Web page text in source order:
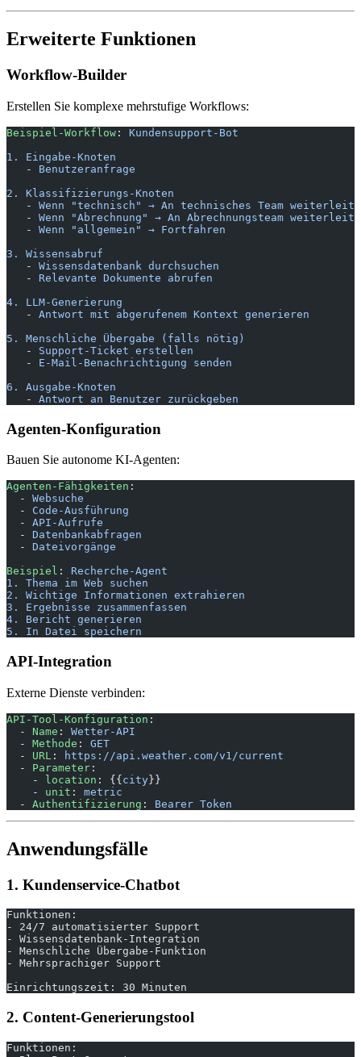
Erweiterte Funktionen
Workflow-Builder
Erstellen Sie komplexe mehrstufige Workflows:
Beispiel-Workflow : Kundensupport-Bot
1. Eingabe-Knoten
   -
Benutzeranfrage
2. Klassifizierungs-Knoten
   -
Wenn "technisch" → An technisches Team
   -
Wenn "Abrechnung" → An Abrechnungsteam
   -
Wenn "allgemein" → Fortfahren
3. Wissensabruf
   -
Wissensdatenbank durchsuchen
   -
Relevante Dokumente abrufen
4. LLM-Generierung
   -
Antwort mit abgerufenem Kontext generieren
5. Menschliche Übergabe (falls nötig)
   -
Support-Ticket erstellen
   -
E-Mail-Benachrichtigung senden
6. Ausgabe-Knoten
   -
Antwort an Benutzer zurückgeben
Agenten-Konfiguration
Bauen Sie autonome KI-Agenten:
Agenten-Fähigkeiten :
  -
Websuche
  -
Code-Ausführung
  -
API-Aufrufe
  -
Datenbankabfragen
  -
Dateivorgänge
Beispiel : Recherche-Agent
1. Thema im Web suchen
2. Wichtige Informationen extrahieren
3. Ergebnisse zusammenfassen
4. Bericht generieren
5. In Datei speichern
API-Integration
Externe Dienste verbinden:
API-Tool-Konfiguration :
  -
Name : Wetter-API
  -
Methode : GET
  -
URL :
https://api.weather.com/v1/current
  -
Parameter :
    -
location : {{ city }}
    -
unit : metric
  -
Authentifizierung : Bearer Token
Anwendungsfälle
1. Kundenservice-Chatbot
Funktionen:
- 24/7 automatisierter Support
- Wissensdatenbank-Integration
- Menschliche Übergabe-Funktion
- Mehrsprachiger Support
Einrichtungszeit: 30 Minuten
2. Content-Generierungstool
Funktionen: